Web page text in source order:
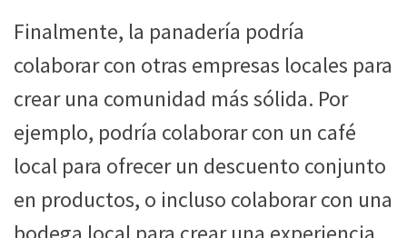
Finalmente, la panadería podría
colaborar con otras empresas locales para
crear una comunidad más sólida. Por
ejemplo, podría colaborar con un café
local para ofrecer un descuento conjunto
en productos, o incluso colaborar con una